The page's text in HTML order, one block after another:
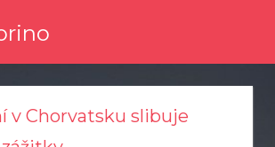
v Chorvatsku slibuje